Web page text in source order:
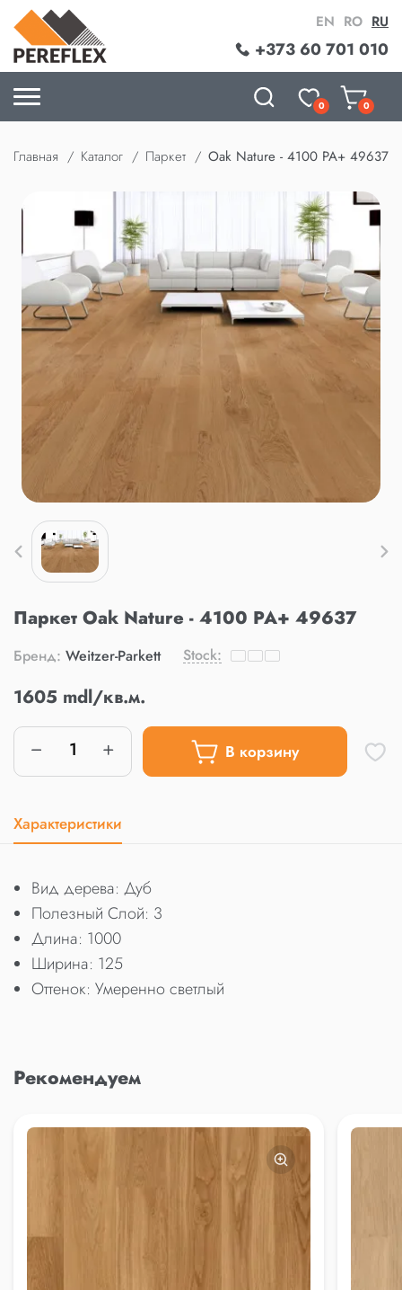
+373 60 701 010
EN RO RU
0 0
Главная Каталог Паркет Oak Nature - 4100 PA+ 49637
Паркет Oak Nature - 4100 PA+ 49637
Бренд: Weitzer-Parkett Stock:
1605 mdl/кв.м.
В корзину
Характеристики
Вид дерева: Дуб
Полезный Слой: 3
Длина: 1000
Ширина: 125
Оттенок: Умеренно светлый
Рекомендуем